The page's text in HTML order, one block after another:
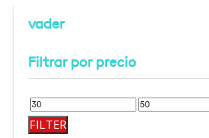
vader
Filtrar por precio
Min
price
Max
FILTER